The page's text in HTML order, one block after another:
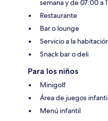
semana y de 07:00 a
Restaurante
Bar o lounge
Servicio a la
Snack bar o deli
Para los niños
Minigolf
Área de juegos
Menú infantil